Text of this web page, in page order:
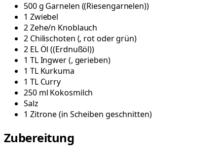
500g Garnelen ((Riesengarnelen))
1 Zwiebel
2Zehe/n Knoblauch
2 Chilischoten (, rot oder grün)
2 EL Öl ((Erdnußöl))
1 TLIngwer(, gerieben)
1 TL Kurkuma
1 TL Curry
250 ml Kokosmilch
Salz
1 Zitrone(in Scheiben geschnitten)
Zubereitung